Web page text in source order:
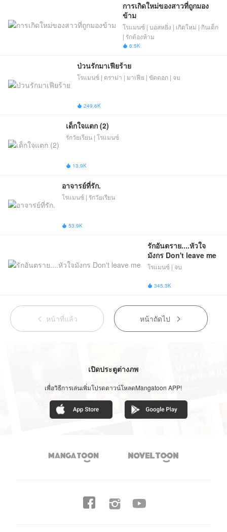
การเกิดใหม่ของสาวที่ถูกมอง
ข้าม
โรแมนซ์ | บอสหยิ่ง | เกิดใหม่ | กินเด็ก
| รักต้องห้าม
 6.5K
ป่วนรักมาเฟียร้าย
โรแมนซ์ | ดราม่า | มาเฟีย | ขัดดอก | จบ
 249.6K
เด็กใจแตก (2)
รักวัยเรียน | โรแมนซ์
 13.9K
อาจารย์ที่รัก.
โรแมนซ์ | รักวัยเรียน
 53.9K
รักอันตราย....หัวใจ
มังกร Don't leave me
โรแมนซ์ | จบ
 345.3K
 หน้าที่แล้ว หน้าถัดไป 
เปิดประตูต่างภพ
เพื่อวิธีการเล่นเพิ่มโปรดดาวน์โหลดMangatoon APP!
 
 